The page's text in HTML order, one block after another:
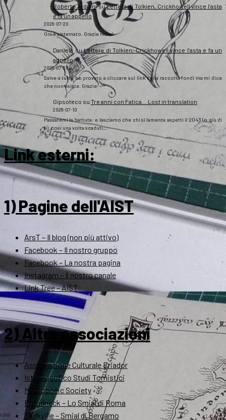
Roberto ArduinisuLettera di Tolkien, Crickhowell vince l’asta
e fa un appello
2026-07-20
Ora è sistemato. Grazie mille!
Daniela suLettera di Tolkien, Crickhowell vince l’asta e fa un
appello
2026-07-20
Salve a tutti, ho provato a cliccare sul link della raccolta fondi ma mi dice
che non esiste. Grazie
Gipsoteco su Tre anni con Fatica… Lost in translation
2026-07-10
Passatemi la battuta: e lasciamo che chi si lamenta aspetti il 2043 (o giù di
lì), così una volta scaduti…
Link esterni:
1) Pagine dell'AIST
ArsT – Il blog (non più attivo)
Facebook – Il nostro gruppo
Facebook – La nostra pagina
Instagram – Il nostro canale
Link Tree – AIST
2) Altre associazioni
Associazione Culturale Eriador
Ist. Filosofico Studi Tomistici
Mythopoeic Society
Proudneck – Lo Smial di Roma
Sackville – Smial di Bergamo